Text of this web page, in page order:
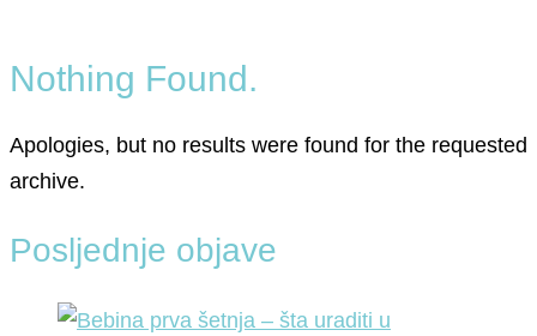
Nothing Found.
Apologies, but no results were found for the requested
archive.
Posljednje objave